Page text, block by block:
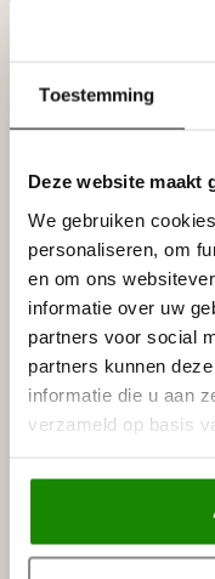
Toestemming
Deze website maakt
We gebruiken
personaliseren, om
en om ons
informatie over uw
partners voor social
partners kunnen
informatie die u aan
verzameld op basis
- Lijmen met : Adefix,
lijmkoker.
overschilderbaar met
Prijs per plint (= 2
Specificaties
Reviews
Tags
Gerelateerde
NMC